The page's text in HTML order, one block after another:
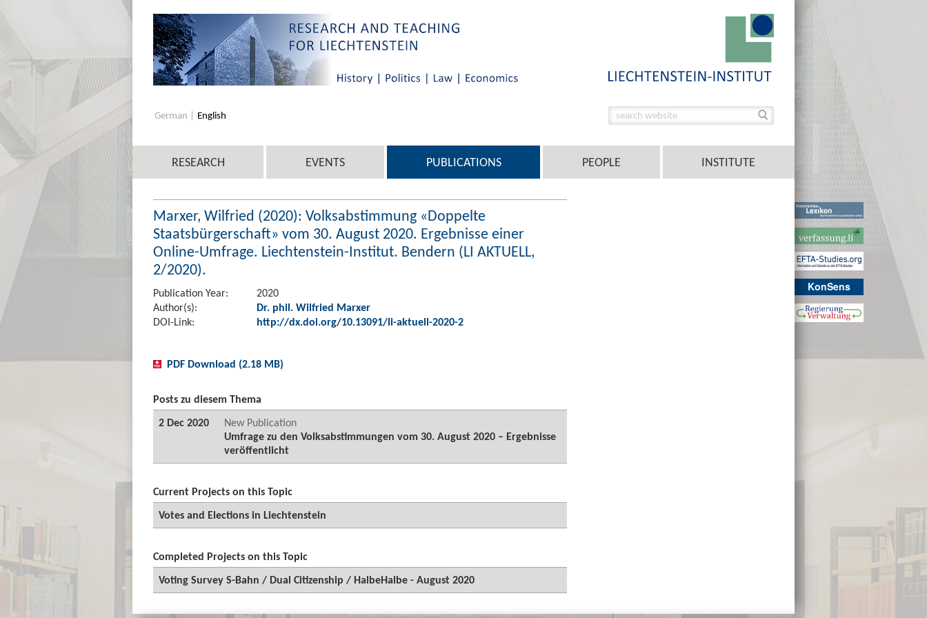
KonSens
German English
RESEARCH EVENTS PUBLICATIONS PEOPLE INSTITUTE
Marxer, Wilfried (2020): Volksabstimmung «Doppelte
Staatsbürgerschaft» vom 30. August 2020. Ergebnisse einer
Online-Umfrage. Liechtenstein-Institut. Bendern (LI AKTUELL,
2/2020).
Publication Year:
2020
Author(s):
Dr. phil. Wilfried Marxer
DOI-Link:
http://dx.doi.org/10.13091/li-aktuell-2020-2
PDF Download (2.18 MB)
Posts zu diesem Thema
2 Dec 2020
New Publication
Umfrage zu den Volksabstimmungen vom 30. August 2020 – Ergebnisse
veröffentlicht
Current Projects on this Topic
Votes and Elections in Liechtenstein
Completed Projects on this Topic
Voting Survey S-Bahn / Dual Citizenship / HalbeHalbe - August 2020